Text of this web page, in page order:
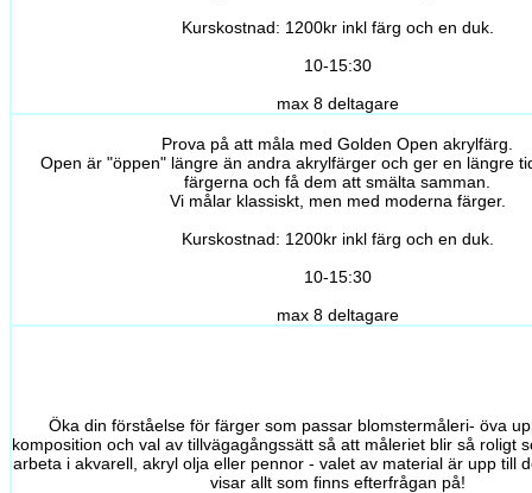
Kurskostnad: 1200kr inkl färg och en duk.
10-15:30
max 8 deltagare
Prova på att måla med Golden Open akrylfärg.
Open är "öppen" längre än andra akrylfärger och ger en längre
färgerna och få dem att smälta samman.
Vi målar klassiskt, men med moderna färger.
Kurskostnad: 1200kr inkl färg och en duk.
10-15:30
max 8 deltagare
Öka din förståelse för färger som passar blomstermåleri- öva
komposition och val av tillvägagångssätt så att måleriet blir så roligt
arbeta i akvarell, akryl olja eller pennor - valet av material är upp till
visar allt som finns efterfrågan på!